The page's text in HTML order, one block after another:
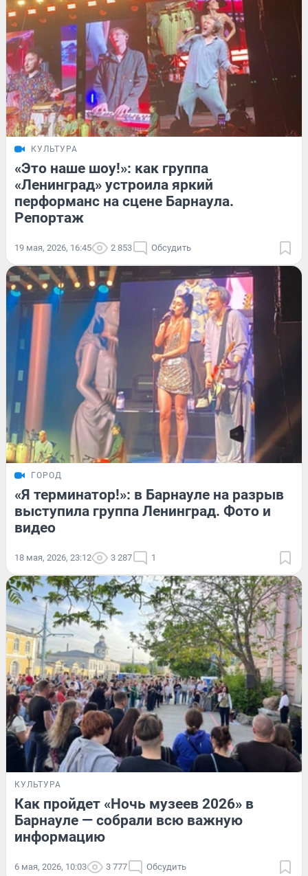
КУЛЬТУРА
«Это наше шоу!»: как группа
«Ленинград» устроила яркий
перформанс на сцене Барнаула.
Репортаж
19 мая, 2026, 16:45 2 853 Обсудить
ГОРОД
«Я терминатор!»: в Барнауле на разрыв
выступила группа Ленинград. Фото и
видео
18 мая, 2026, 23:12 3 287 1
КУЛЬТУРА
Как пройдет «Ночь музеев 2026» в
Барнауле — собрали всю важную
информацию
6 мая, 2026, 10:03 3 777 Обсудить